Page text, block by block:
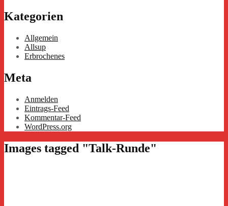
Kategorien
Allgemein
Allsup
Erbrochenes
Meta
Anmelden
Eintrags-Feed
Kommentar-Feed
WordPress.org
Images tagged "Talk-Runde"